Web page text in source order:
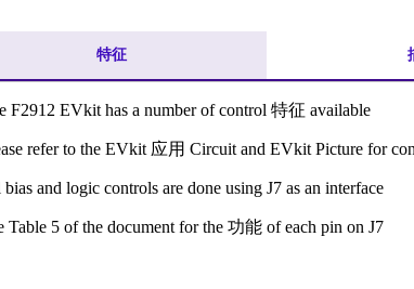
特征
F2912 EVkit has a number of control 特征 available
refer to the EVkit 应用 Circuit and EVkit Picture for
and logic controls are done using J7 as an interface
Table 5 of the document for the 功能 of each pin on J7